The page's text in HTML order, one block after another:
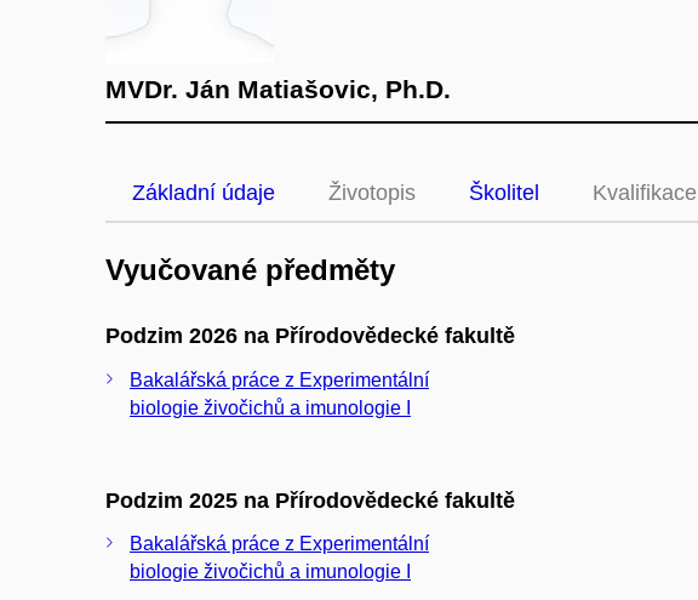
MVDr. Ján Matiašovic, Ph.D.
Základní údaje Životopis Školitel Kvalifikace
Vyučované předměty
Podzim 2026 na Přírodovědecké fakultě
Bakalářská práce z Experimentální
biologie živočichů a imunologie I
Podzim 2025 na Přírodovědecké fakultě
Bakalářská práce z Experimentální
biologie živočichů a imunologie I